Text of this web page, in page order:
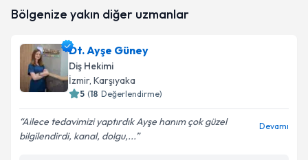
Bölgenize yakın diğer uzmanlar
Dt. Ayşe Güney
Diş Hekimi
İzmir, Karşıyaka
5 (18 Değerlendirme)
Ailece tedavimizi yaptırdık Ayşe hanım çok güzel
bilgilendirdi, kanal, dolgu,...
Devamı